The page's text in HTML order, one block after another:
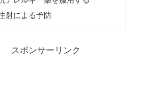
射による予防
スポンサーリンク